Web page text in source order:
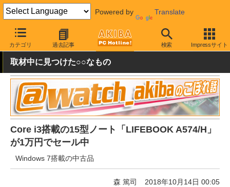
Powered by Translate
カテゴリ 過去記事 検索 Impressサイト
AKIBA PC Hotline! 秋葉原情報 価格情報 特価情報
取材中に見つけた○○なもの
Core i3搭載の15型ノート「LIFEBOOK A574/H」
が1万円でセール中
Windows 7搭載の中古品
森 篤司 2018年10月14日 00:05